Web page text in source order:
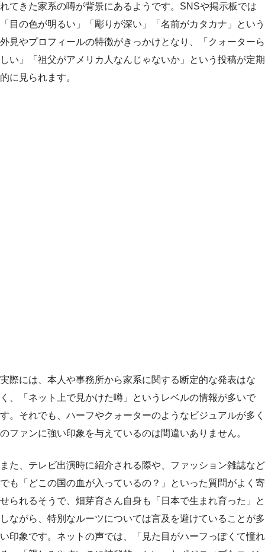
れてきた家系の噂が背景にあるようです。SNSや掲示板では
「目の色が明るい」「彫りが深い」「名前がカタカナ」という
外見やプロフィールの特徴がきっかけとなり、「クォーターら
しい」「祖父がアメリカ人なんじゃないか」という投稿が定期
的に見られます。
実際には、本人や事務所から家系に関する断定的な発表はな
く、「ネット上で見かけた噂」というレベルの情報が多いで
す。それでも、ハーフやクォーターのようなビジュアルが多く
のファンに強い印象を与えているのは間違いありません。
また、テレビ出演時に紹介される際や、ファッション雑誌など
でも「どこの国の血が入っているの？」といった質問がよく寄
せられるそうで、畑芽育さん自身も「日本で生まれ育った」と
しながら、特別なルーツについては言及を避けていることが多
い印象です。ネットの声では、「見た目がハーフっぽくて憧れ